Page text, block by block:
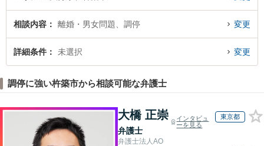
の弁護士に相談予約したい』などでお困りの相談者さんにおすすめです。
相談内容 離婚・男女問題、調停 変更
詳細条件 未選択 変更
調停に強い杵築市から相談可能な弁護士
大橋 正崇
弁護士
インタビュ
ーを見る
東京都
弁護士法人AO